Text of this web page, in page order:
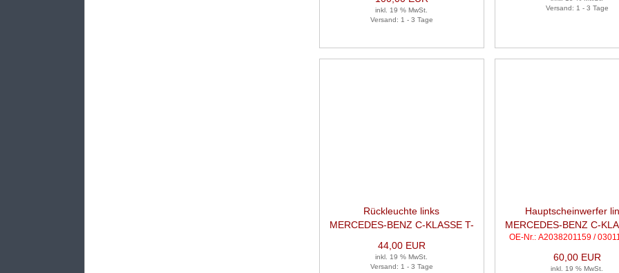
inkl. 19 % MwSt.
Versand: 1 - 3 Tage
Versand: 1 - 3 Tage
Rückleuchte links
MERCEDES-BENZ C-KLASSE T-
KOMPRESSOR
44,00 EUR
inkl. 19 % MwSt.
Versand: 1 - 3 Tage
Hauptscheinwerfer
MERCEDES-BENZ C-
MODEL (S203) C
KOMPRESSOR
OE-Nr.: A2038201159 /
60,00 EUR
inkl. 19 % MwSt.